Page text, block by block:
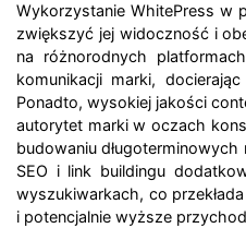
Wykorzystanie WhitePress w
zwiększyć jej widoczność i
na różnorodnych
komunikacji marki,
Ponadto, wysokiej jakości
autorytet marki w oczach
budowaniu
SEO i link buildingu
wyszukiwarkach, co
i potencjalnie wyższe